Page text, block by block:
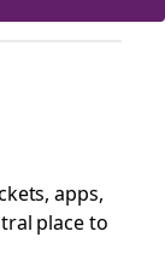
apps,
place to